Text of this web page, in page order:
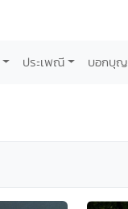
ประเพณี บอกบุญ